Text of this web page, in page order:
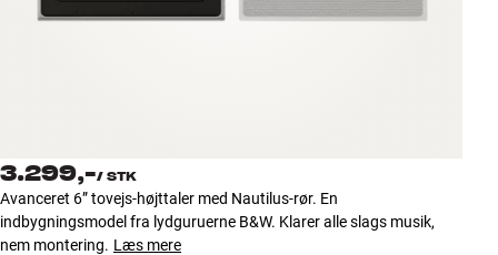
Kundeservice
Log ind
Kundeservice
Byg med Lyd
3.299,-/ STK
Avanceret 6” tovejs-højttaler med Nautilus-rør. En
indbygningsmodel fra lydguruerne B&W. Klarer alle slags musik,
nem montering. Læs mere